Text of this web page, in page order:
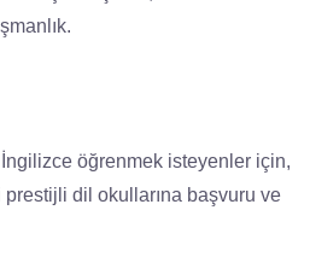
İngilizce öğrenmek isteyenler için,
prestijli dil okullarına başvuru ve